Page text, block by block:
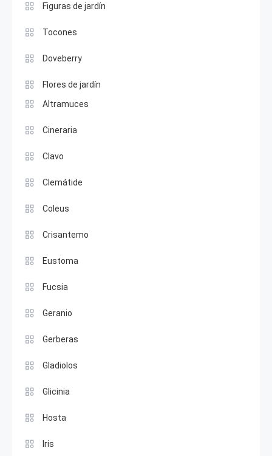
Figuras de jardín
Tocones
Doveberry
Flores de jardín
Altramuces
Cineraria
Clavo
Clemátide
Coleus
Crisantemo
Eustoma
Fucsia
Geranio
Gerberas
Gladiolos
Glicinia
Hosta
Iris